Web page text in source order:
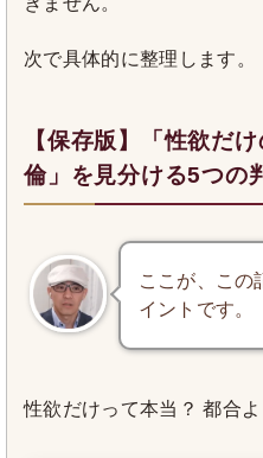
次で具体的に整理します。
【保存版】「性欲だ
倫」を見分ける5つの
ここが、この
イントです。
性欲だけって本当？ 都合